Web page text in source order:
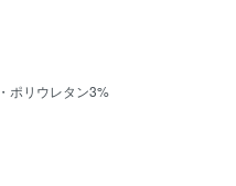
ポリウレタン3%